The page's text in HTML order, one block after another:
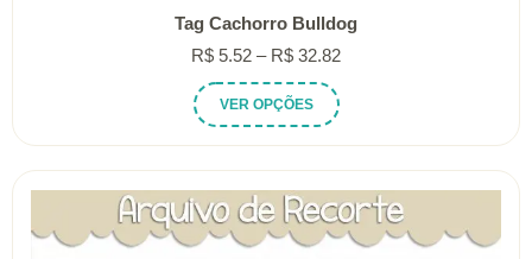
Tag Cachorro Bulldog
R$ 5.52 – R$ 32.82Faixa
através
R$ 32.82
VER OPÇÕES
produto
tem
várias
variantes.
As
opções